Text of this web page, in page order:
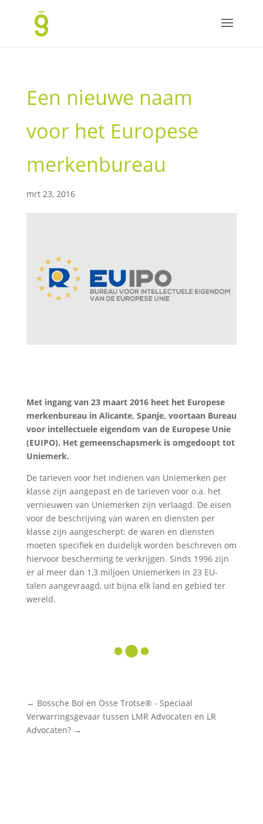
Een nieuwe naam
voor het Europese
merkenbureau
mrt 23, 2016
Met ingang van 23 maart 2016 heet het Europese
merkenbureau in Alicante, Spanje, voortaan Bureau
voor intellectuele eigendom van de Europese Unie
(EUIPO). Het gemeenschapsmerk is omgedoopt tot
Uniemerk.
De tarieven voor het indienen van Uniemerken per
klasse zijn aangepast en de tarieven voor o.a. het
vernieuwen van Uniemerken zijn verlaagd. De eisen
voor de beschrijving van waren en diensten per
klasse zijn aangescherpt: de waren en diensten
moeten specifiek en duidelijk worden beschreven om
hiervoor bescherming te verkrijgen. Sinds 1996 zijn
er al meer dan 1,3 miljoen Uniemerken in 23 EU-
talen aangevraagd, uit bijna elk land en gebied ter
wereld.
← Bossche Bol en Osse Trotse® - Speciaal
Verwarringsgevaar tussen LMR Advocaten en LR
Advocaten?→